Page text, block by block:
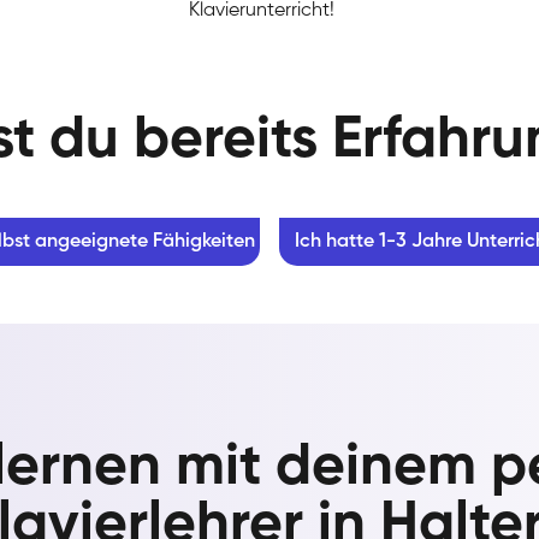
Klavierunterricht!
du bereits
angeeignete Fähigkeiten Ich hatte 1-3 Jahre
mit deinem
in